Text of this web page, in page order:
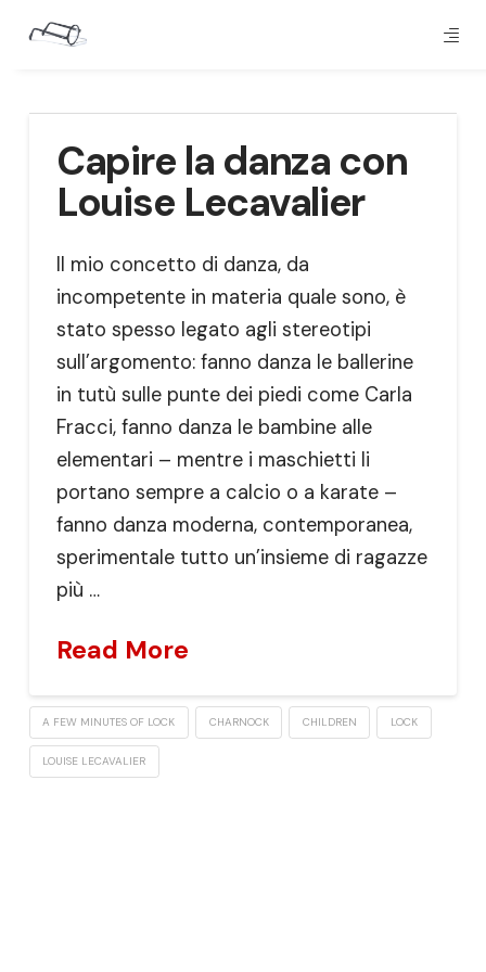
Capire la danza con
Louise Lecavalier
Il mio concetto di danza, da
incompetente in materia quale sono, è
stato spesso legato agli stereotipi
sull’argomento: fanno danza le ballerine
in tutù sulle punte dei piedi come Carla
Fracci, fanno danza le bambine alle
elementari – mentre i maschietti li
portano sempre a calcio o a karate –
fanno danza moderna, contemporanea,
sperimentale tutto un’insieme di ragazze
più …
Read More
A FEW MINUTES OF LOCK CHARNOCK CHILDREN LOCK
LOUISE LECAVALIER